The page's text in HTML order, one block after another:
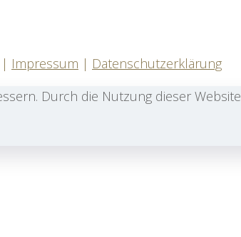
Impressum | Datenschutzerklärung
Durch die Nutzung dieser Website